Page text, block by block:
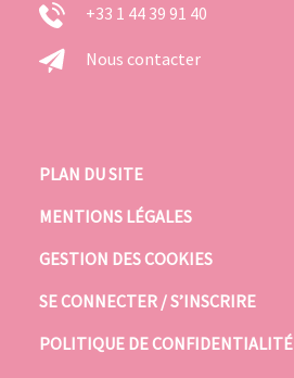
+33 1 44 39 91 40
Nous contacter
PLAN DU SITE
MENTIONS LÉGALES
GESTION DES COOKIES
SE CONNECTER / S’INSCRIRE
POLITIQUE DE CONFIDENTIALITÉ